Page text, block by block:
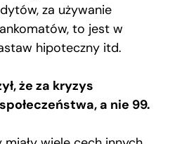
za używanie
to jest w
hipoteczny itd.
że za kryzys
a nie 99.